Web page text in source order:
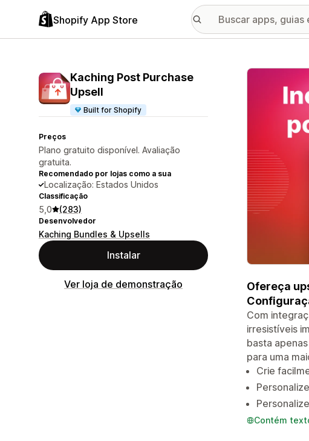
Shopify App Store
Kaching Post Purchase
Upsell
Built for Shopify
Preços
Plano gratuito disponível. Avaliação
gratuita.
Recomendado por lojas como a sua
Localização: Estados Unidos
Classificação
5,0 (283)
Desenvolvedor
Kaching Bundles & Upsells
Instalar
Ver loja de demonstração
Galeria de
Ofereça
Com
irresistíveis
basta
para uma
Crie
Contém